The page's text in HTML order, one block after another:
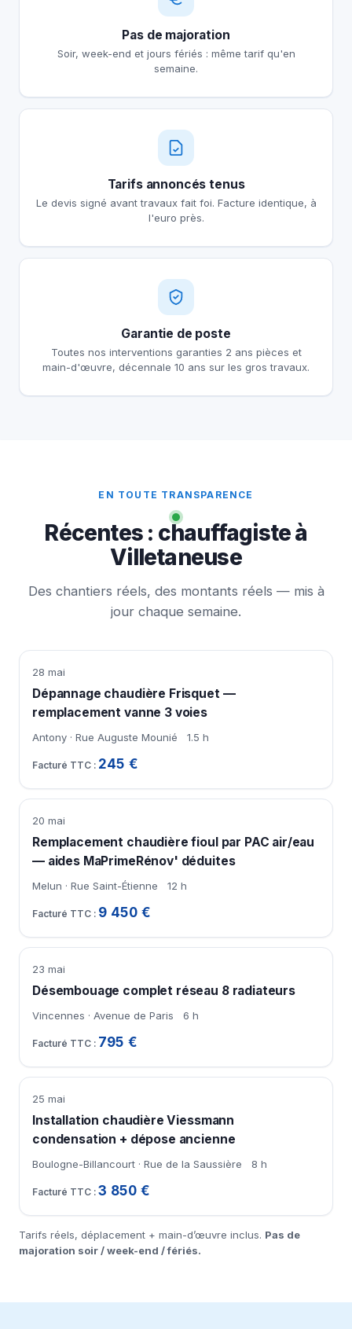
Pas de majoration
Soir, week-end et jours fériés : même tarif qu'en
semaine.
Tarifs annoncés tenus
Le devis signé avant travaux fait foi. Facture identique, à
l'euro près.
Garantie de poste
Toutes nos interventions garanties 2 ans pièces et
main-d'œuvre, décennale 10 ans sur les gros travaux.
EN TOUTE TRANSPARENCE
Récentes : chauffagiste à
Villetaneuse
Des chantiers réels, des montants réels — mis à
jour chaque semaine.
28 mai
Dépannage chaudière Frisquet —
remplacement vanne 3 voies
Antony · Rue Auguste Mounié 1.5 h
245 €
20 mai
Remplacement chaudière fioul par PAC air/eau
— aides MaPrimeRénov' déduites
Melun · Rue Saint-Étienne 12 h
9 450 €
23 mai
Désembouage complet réseau 8 radiateurs
Vincennes · Avenue de Paris 6 h
795 €
25 mai
Installation chaudière Viessmann
condensation + dépose ancienne
Boulogne-Billancourt · Rue de la Saussière 8 h
3 850 €
Tarifs réels, déplacement + main-d’œuvre inclus. Pas de
majoration soir / week-end / fériés.